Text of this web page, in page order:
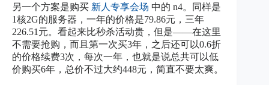
另一个方案是购买 新人专享会场 中的 n4。同样是
1核2G的服务器，一年的价格是79.86元，三年
226.51元。看起来比秒杀活动贵，但是——在这里
不需要抢购，而且第一次买3年，之后还可以0.6折
的价格续费3次，每次一年，也就是说总共可以低
价购买6年，总价不过大约448元，简直不要太爽。